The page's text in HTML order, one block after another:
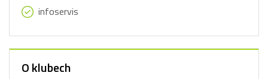
infoservis
O klubech